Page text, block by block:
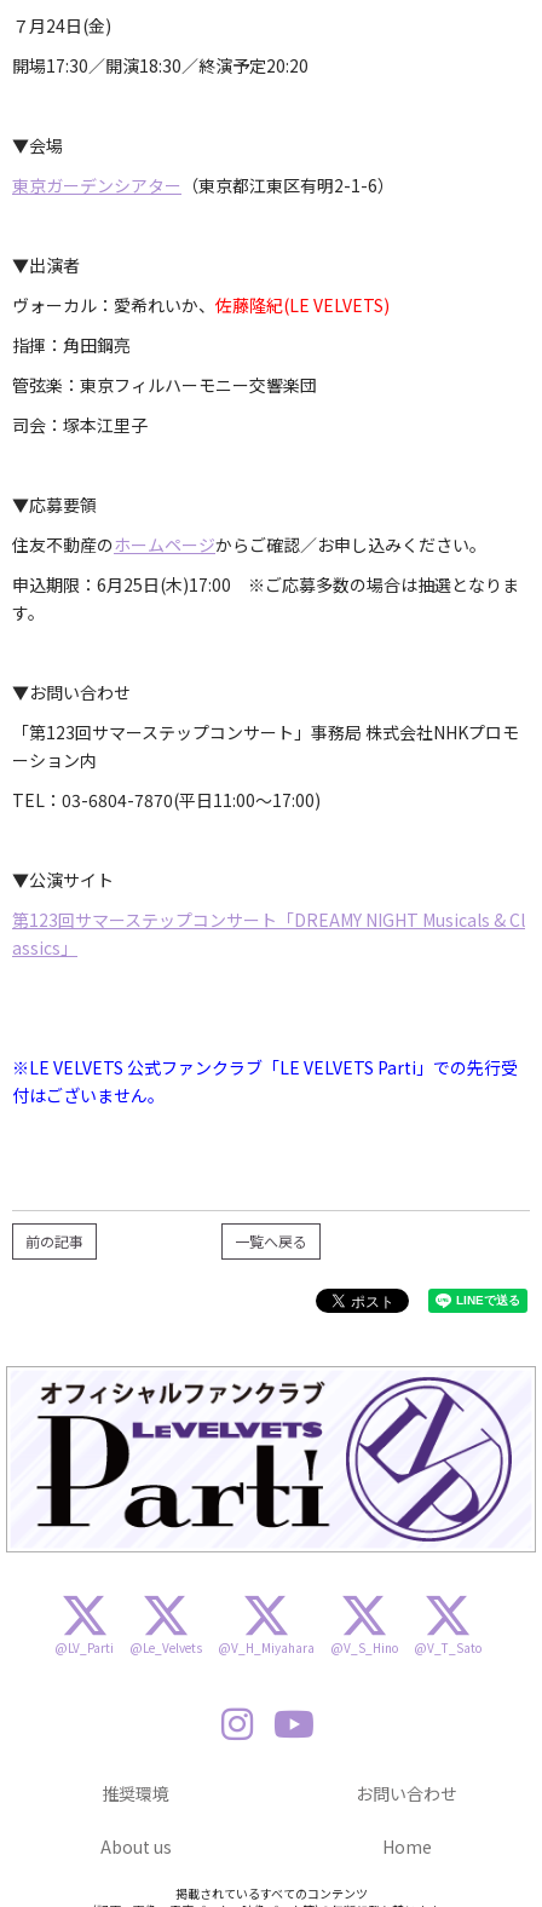
７月24日(金)
開場17:30／開演18:30／終演予定20:20
▼会場
東京ガーデンシアター （東京都江東区有明2-1-6）
▼出演者
ヴォーカル：愛希れいか、 佐藤隆紀(LE VELVETS)
指揮：角田鋼亮
管弦楽：東京フィルハーモニー交響楽団
司会：塚本江里子
▼応募要領
住友不動産のホームページからご確認／お申し込みください。
申込期限：6月25日(木)17:00 ※ご応募多数の場合は抽選となりま
す。
▼お問い合わせ
「第123回サマーステップコンサート」事務局 株式会社NHKプロモ
ーション内
TEL：03-6804-7870(平日11:00～17:00)
▼公演サイト
第123回サマーステップコンサート「DREAMY NIGHT Musicals & Cl
assics」
※LE VELVETS 公式ファンクラブ「LE VELVETS Parti」での先行受
付はございません。
一覧へ戻る
前の記事
@LV_Parti @Le_Velvets @V_H_Miyahara @V_S_Hino @V_T_Sato
推奨環境 お問い合わせ
About us Home
掲載されているすべてのコンテンツ